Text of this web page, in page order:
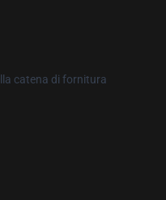
catena di fornitura